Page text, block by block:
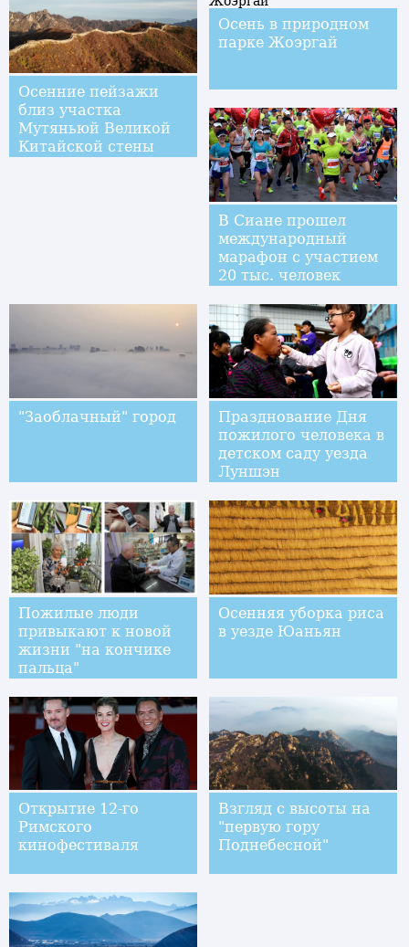
Осенние пейзажи
близ участка
Мутяньюй Великой
Китайской стены
Осень в природном
парке Жоэргай
В Сиане прошел
международный
марафон с участием
20 тыс. человек
"Заоблачный" город
Празднование Дня
пожилого человека в
детском саду уезда
Луншэн
Пожилые люди
привыкают к новой
жизни "на кончике
пальца"
Осенняя уборка риса
в уезде Юаньян
Открытие 12-го
Римского
кинофестиваля
Взгляд с высоты на
"первую гору
Поднебесной"